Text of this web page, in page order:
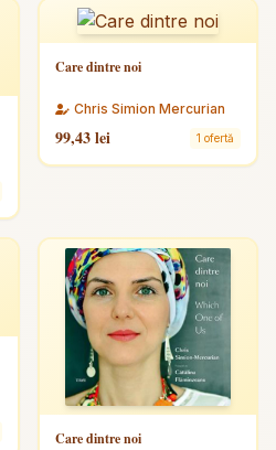
Care dintre noi
Chris Simion Mercurian
99,43 lei 1 ofertă
Care dintre noi